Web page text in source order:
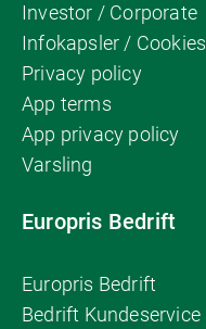
Investor / Corporate
Infokapsler / Cookies
Privacy policy
App terms
App privacy policy
Varsling
Europris Bedrift
Europris Bedrift
Bedrift Kundeservice